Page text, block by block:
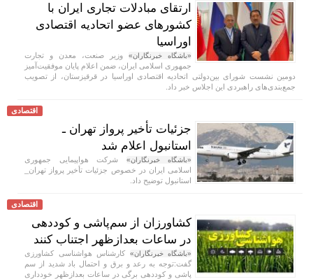
ارتقای مبادلات تجاری ایران با
کشور‌های عضو اتحادیه اقتصادی
اوراسیا
«باشگاه خبرنگاران» وزیر صنعت، معدن و تجارت
جمهوری اسلامی ایران، ضمن اعلام پایان موفقیت‌آمیز
دومین نشست شورای بین‌دولتی اتحادیه اقتصادی اوراسیا در قرقیزستان، از تصویب
جمع‌بندی‌های راهبردی این اجلاس خبر داد.
اقتصادی
جزئیات تأخیر پرواز تهران ـ
استانبول اعلام شد
«باشگاه خبرنگاران» شرکت هواپیمایی جمهوری
اسلامی ایران در خصوص جزئیات تأخیر پرواز تهران_
استانبول توضیح داد.
اقتصادی
کشاورزان از سم‌پاشی و کوددهی
در ساعات بعدازظهر اجتناب کنند
«باشگاه خبرنگاران» کارشناس هواشناسی کشاورزی
گفت:توجه به رعد و برق و احتمال باد شدید از سم
پاشی و کوددهی برگی در ساعات بعدازظهر خودداری